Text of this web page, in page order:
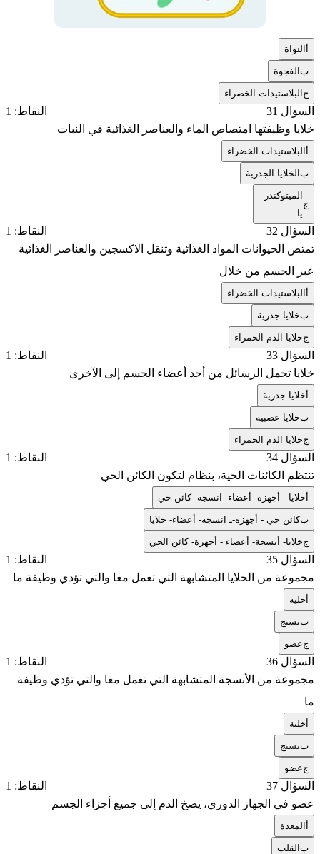
النواة
بالفجوة
جالبلاستيدات الخضراء
السؤال 31
النقاط: 1
خلايا وظيفتها امتصاص الماء والعناصر الغذائية في النبات
البلاستيدات الخضراء
بالخلايا الجذرية
ج
الميتوكندر
يا
السؤال 32
النقاط: 1
تمتص الحيوانات المواد الغذائية وتنقل الاكسجين والعناصر الغذائية
عبر الجسم من خلال
البلاستيدات الخضراء
بخلايا جذرية
جخلايا الدم الحمراء
السؤال 33
النقاط: 1
خلايا تحمل الرسائل من أحد أعضاء الجسم إلى الآخرى
خلايا جذرية
بخلايا عصبية
جخلايا الدم الحمراء
السؤال 34
النقاط: 1
تنتظم الكائنات الحية، بنظام لتكون الكائن الحي
خلايا - أجهزة- أعضاء- انسجة- كائن حي
بكائن حي - أجهزة-ـ انسجة- أعضاء- خلايا
جخلايا- أنسجة- أعضاء - أجهزة- كائن الحي
السؤال 35
النقاط: 1
مجموعة من الخلايا المتشابهة التي تعمل معا والتي تؤدي وظيفة ما
خلية
بنسيج
جعضو
السؤال 36
النقاط: 1
مجموعة من الأنسجة المتشابهة التي تعمل معا والتي تؤدي وظيفة
ما
خلية
بنسيج
جعضو
السؤال 37
النقاط: 1
عضو في الجهاز الدوري، يضخ الدم إلى جميع أجزاء الجسم
المعدة
بالقلب